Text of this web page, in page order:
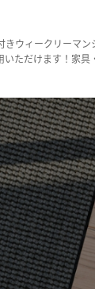
きウィークリーマ
ただけます！家具